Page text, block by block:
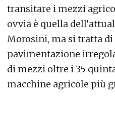
transitare i mezzi
ovvia è quella
Morosini, ma si tratta
pavimentazione
di mezzi oltre i 35
macchine agricole più